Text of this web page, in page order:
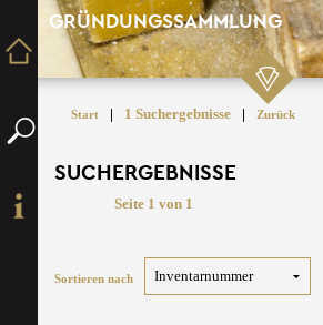
GRÜNDUNGSSAMMLUNG
Start | 1 Suchergebnisse | Zurück
SUCHERGEBNISSE
Seite 1 von 1
Sortieren nach